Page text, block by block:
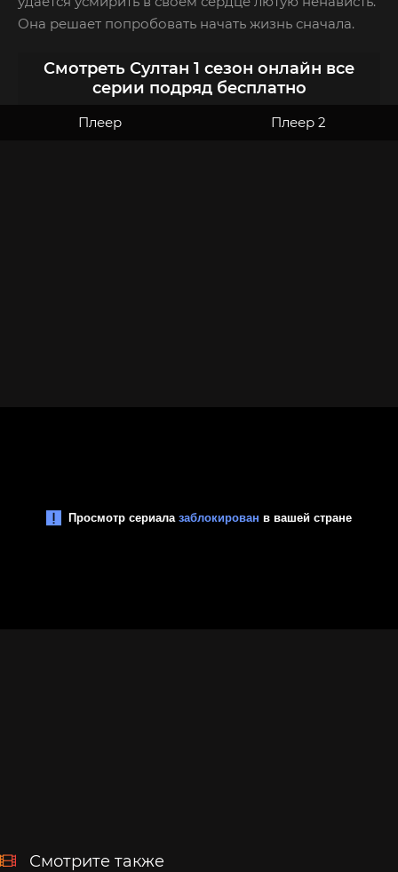
Она решает попробовать начать жизнь сначала.
Смотреть Султан 1 сезон онлайн все
серии подряд бесплатно
Плеер Плеер 2
Смотрите также